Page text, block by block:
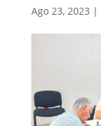
Ago 23, 2023 |